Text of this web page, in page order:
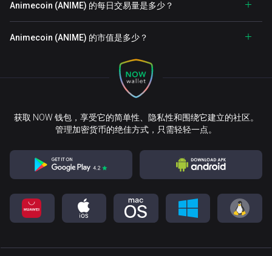
Animecoin (ANIME) 的每日交易量是多少？
Animecoin (ANIME) 的市值是多少？
获取 NOW 钱包，享受它的简单性、隐私性和围绕它建立的社区。
管理加密货币的绝佳方式，只需轻轻一点。